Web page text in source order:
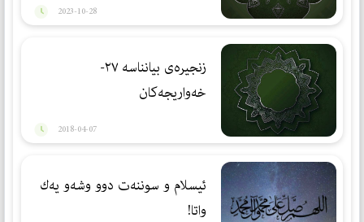
2023-10-28
زنجیرەی بیانناسە ٢٧-
خه‌واریجه‌كان
2018-04-07
ئیسلام و سوننەت دوو وشەو یەك
واتا!